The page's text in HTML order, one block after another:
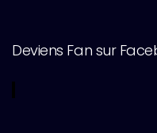
Deviens Fan sur